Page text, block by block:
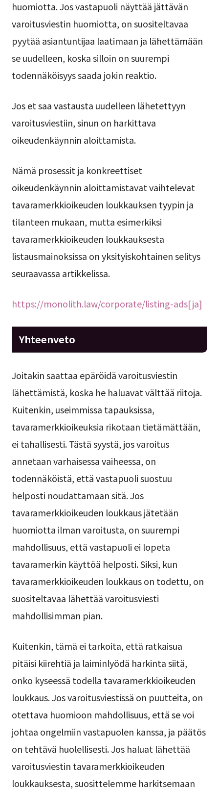
huomiotta. Jos vastapuoli näyttää jättävän
varoitusviestin huomiotta, on suositeltavaa
pyytää asiantuntijaa laatimaan ja lähettämään
se uudelleen, koska silloin on suurempi
todennäköisyys saada jokin reaktio.
Jos et saa vastausta uudelleen lähetettyyn
varoitusviestiin, sinun on harkittava
oikeudenkäynnin aloittamista.
Nämä prosessit ja konkreettiset
oikeudenkäynnin aloittamistavat vaihtelevat
tavaramerkkioikeuden loukkauksen tyypin ja
tilanteen mukaan, mutta esimerkiksi
tavaramerkkioikeuden loukkauksesta
listausmainoksissa on yksityiskohtainen selitys
seuraavassa artikkelissa.
https://monolith.law/corporate/listing-ads[ja]
Yhteenveto
Joitakin saattaa epäröidä varoitusviestin
lähettämistä, koska he haluavat välttää riitoja.
Kuitenkin, useimmissa tapauksissa,
tavaramerkkioikeuksia rikotaan tietämättään,
ei tahallisesti. Tästä syystä, jos varoitus
annetaan varhaisessa vaiheessa, on
todennäköistä, että vastapuoli suostuu
helposti noudattamaan sitä. Jos
tavaramerkkioikeuden loukkaus jätetään
huomiotta ilman varoitusta, on suurempi
mahdollisuus, että vastapuoli ei lopeta
tavaramerkin käyttöä helposti. Siksi, kun
tavaramerkkioikeuden loukkaus on todettu, on
suositeltavaa lähettää varoitusviesti
mahdollisimman pian.
Kuitenkin, tämä ei tarkoita, että ratkaisua
pitäisi kiirehtiä ja laiminlyödä harkinta siitä,
onko kyseessä todella tavaramerkkioikeuden
loukkaus. Jos varoitusviestissä on puutteita, on
otettava huomioon mahdollisuus, että se voi
johtaa ongelmiin vastapuolen kanssa, ja päätös
on tehtävä huolellisesti. Jos haluat lähettää
varoitusviestin tavaramerkkioikeuden
loukkauksesta, suosittelemme harkitsemaan